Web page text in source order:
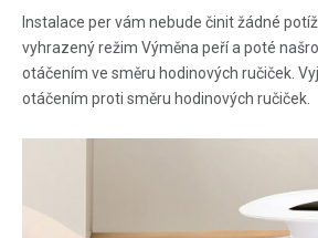
Instalace per vám nebude činit žádné
vyhrazený režim Výměna peří a poté
otáčením ve směru hodinových ručiček.
otáčením proti směru hodinových ručiček.